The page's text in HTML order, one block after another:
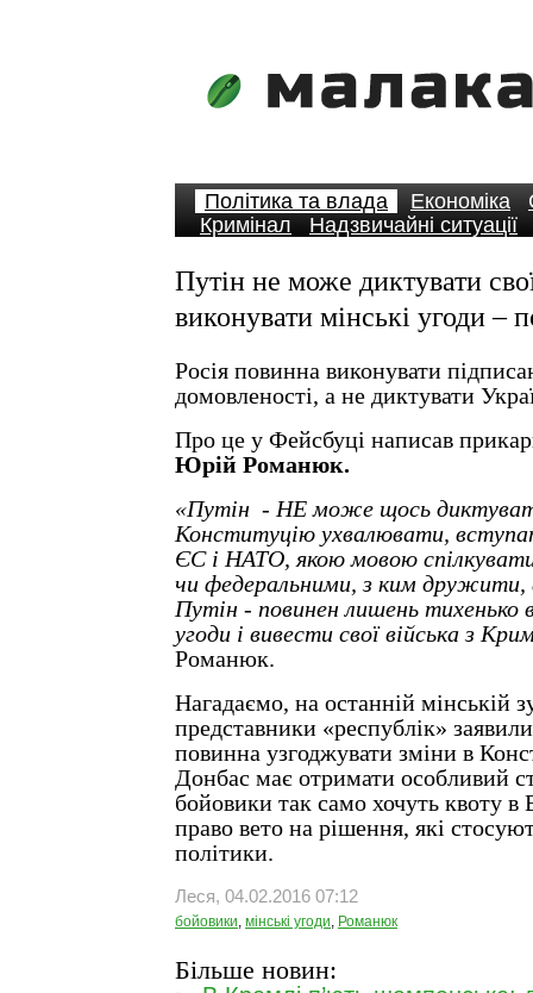
Політика та влада Економіка
Кримінал
Надзвичайні ситуації
Путін не може диктувати
виконувати мінські угоди –
Росія повинна виконувати
домовленості, а не диктувати
Про це у Фейсбуці написав
Юрій Романюк.
«Путін - НЕ може щось
Конституцію ухвалювати,
ЄС і НАТО, якою мовою
чи федеральними, з ким
Путін - повинен лишень тихенько
угоди і вивести свої війська з
Романюк.
Нагадаємо, на останній мінській
представники «республік»
повинна узгоджувати зміни в
Донбас має отримати особливий
бойовики так само хочуть квоту в
право вето на рішення, які
політики.
Леся, 04.02.2016 07:12
бойовики, мінські угоди, Романюк
Більше новин: